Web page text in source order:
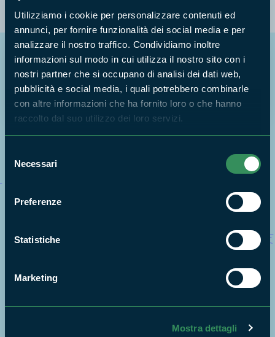
Utilizziamo i cookie per personalizzare contenuti ed
annunci, per fornire funzionalità dei social media e per
analizzare il nostro traffico. Condividiamo inoltre
informazioni sul modo in cui utilizza il nostro sito con i
nostri partner che si occupano di analisi dei dati web,
pubblicità e social media, i quali potrebbero combinarle
con altre informazioni che ha fornito loro o che hanno
raccolto dal suo utilizzo dei loro servizi.
delNecessari
Preferenze
Statistiche
Marketing
Mostra dettagli
La mappa di Parchilazio.it
Cerca nella mappa OPZIONI